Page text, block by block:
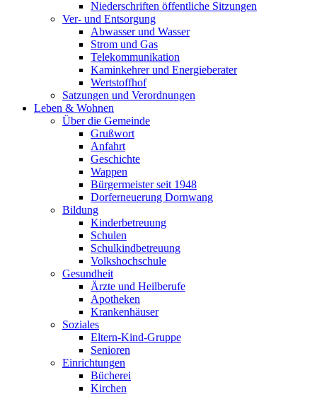
Niederschriften öffentliche Sitzungen
Ver- und Entsorgung
Abwasser und Wasser
Strom und Gas
Telekommunikation
Kaminkehrer und Energieberater
Wertstoffhof
Satzungen und Verordnungen
Leben & Wohnen
Über die Gemeinde
Grußwort
Anfahrt
Geschichte
Wappen
Bürgermeister seit 1948
Dorferneuerung Dornwang
Bildung
Kinderbetreuung
Schulen
Schulkindbetreuung
Volkshochschule
Gesundheit
Ärzte und Heilberufe
Apotheken
Krankenhäuser
Soziales
Eltern-Kind-Gruppe
Senioren
Einrichtungen
Bücherei
Kirchen